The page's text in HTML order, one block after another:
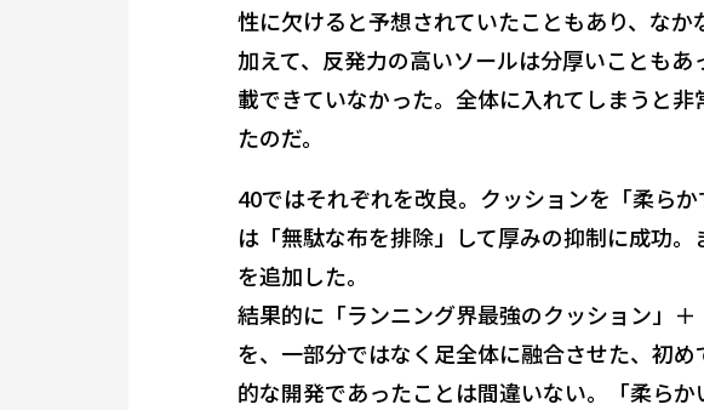
性に欠けると予想されていたこともあり、なか
加えて、反発力の高いソールは分厚いことも
載できていなかった。全体に入れてしまうと
たのだ。
40ではそれぞれを改良。クッションを「柔ら
は「無駄な布を排除」して厚みの抑制に成功
を追加した。
結果的に「ランニング界最強のクッション」＋
を、一部分ではなく足全体に融合させた、初
的な開発であったことは間違いない。「柔ら